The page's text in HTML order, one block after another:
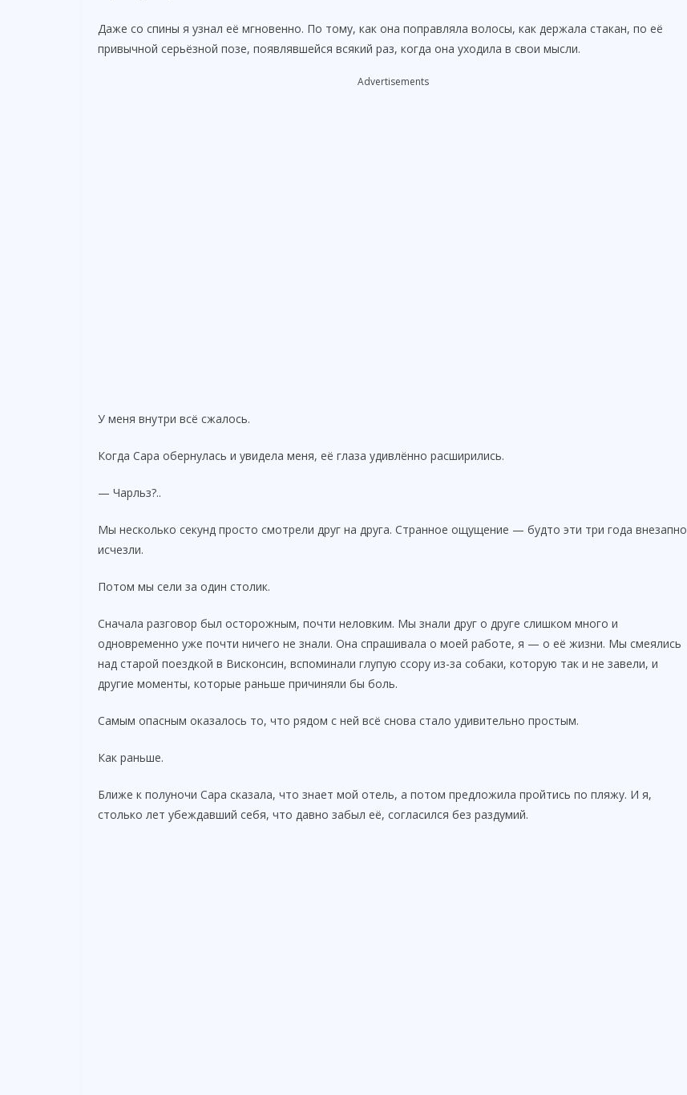
Даже со спины я узнал её мгновенно. По тому, как она поправляла волосы, как держала стакан, по её
привычной серьёзной позе, появлявшейся всякий раз, когда она уходила в свои мысли.
Advertisements
У меня внутри всё сжалось.
Когда Сара обернулась и увидела меня, её глаза удивлённо расширились.
— Чарльз?..
Мы несколько секунд просто смотрели друг на друга. Странное ощущение — будто эти три года внезапно
исчезли.
Потом мы сели за один столик.
Сначала разговор был осторожным, почти неловким. Мы знали друг о друге слишком много и
одновременно уже почти ничего не знали. Она спрашивала о моей работе, я — о её жизни. Мы смеялись
над старой поездкой в Висконсин, вспоминали глупую ссору из-за собаки, которую так и не завели, и
другие моменты, которые раньше причиняли бы боль.
Самым опасным оказалось то, что рядом с ней всё снова стало удивительно простым.
Как раньше.
Ближе к полуночи Сара сказала, что знает мой отель, а потом предложила пройтись по пляжу. И я,
столько лет убеждавший себя, что давно забыл её, согласился без раздумий.